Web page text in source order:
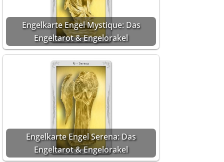
Engelkarte Engel Mystique: Das
Engeltarot & Engelorakel
Engelkarte Engel Serena: Das
Engeltarot & Engelorakel